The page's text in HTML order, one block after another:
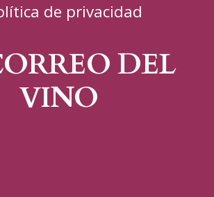
de privacidad
DEL
VINO